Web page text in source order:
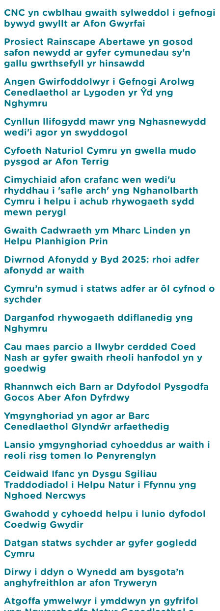
CNC yn cwblhau gwaith sylweddol i gefnogi
bywyd gwyllt ar Afon Gwyrfai
Prosiect Rainscape Abertawe yn gosod
safon newydd ar gyfer cymunedau sy'n
gallu gwrthsefyll yr hinsawdd
Angen Gwirfoddolwyr i Gefnogi Arolwg
Cenedlaethol ar Lygoden yr Ŷd yng
Nghymru
Cynllun llifogydd mawr yng Nghasnewydd
wedi'i agor yn swyddogol
Cyfoeth Naturiol Cymru yn gwella mudo
pysgod ar Afon Terrig
Cimychiaid afon crafanc wen wedi'u
rhyddhau i 'safle arch' yng Nghanolbarth
Cymru i helpu i achub rhywogaeth sydd
mewn perygl
Gwaith Cadwraeth ym Mharc Linden yn
Helpu Planhigion Prin
Diwrnod Afonydd y Byd 2025: rhoi adfer
afonydd ar waith
Cymru’n symud i statws adfer ar ôl cyfnod o
sychder
Darganfod rhywogaeth ddiflanedig yng
Nghymru
Cau maes parcio a llwybr cerdded Coed
Nash ar gyfer gwaith rheoli hanfodol yn y
goedwig
Rhannwch eich Barn ar Ddyfodol Pysgodfa
Gocos Aber Afon Dyfrdwy
Ymgynghoriad yn agor ar Barc
Cenedlaethol Glyndŵr arfaethedig
Lansio ymgynghoriad cyhoeddus ar waith i
reoli risg tomen lo Penyrenglyn
Ceidwaid Ifanc yn Dysgu Sgiliau
Traddodiadol i Helpu Natur i Ffynnu yng
Nghoed Nercwys
Gwahodd y cyhoedd helpu i lunio dyfodol
Coedwig Gwydir
Datgan statws sychder ar gyfer gogledd
Cymru
Dirwy i ddyn o Wynedd am bysgota’n
anghyfreithlon ar afon Tryweryn
Atgoffa ymwelwyr i ymddwyn yn gyfrifol